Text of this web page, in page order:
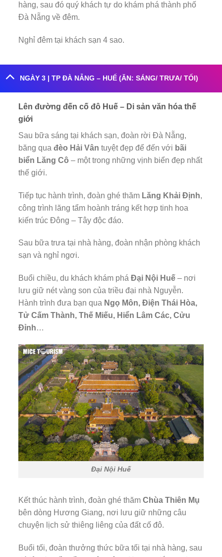
hàng, sau đó quý khách tự do khám phá thành phố
Đà Nẵng về đêm.
Nghỉ đêm tại khách sạn 4 sao.
NGÀY 3 | TP ĐÀ NẴNG – HUẾ (ĂN: SÁNG/ TRƯA/ TỐI)
Lên đường đến cố đô Huế – Di sản văn hóa thế
giới
Sau bữa sáng tại khách sạn, đoàn rời Đà Nẵng,
băng qua đèo Hải Vân tuyệt đẹp để đến với bãi
biển Lăng Cô – một trong những vịnh biển đẹp nhất
thế giới.
Tiếp tục hành trình, đoàn ghé thăm Lăng Khải Định,
công trình lăng tẩm hoành tráng kết hợp tinh hoa
kiến trúc Đông – Tây độc đáo.
Sau bữa trưa tại nhà hàng, đoàn nhận phòng khách
sạn và nghỉ ngơi.
Buổi chiều, du khách khám phá Đại Nội Huế– nơi
lưu giữ nét vàng son của triều đại nhà Nguyễn.
Hành trình đưa bạn qua Ngọ Môn, Điện Thái Hòa,
Tử Cấm Thành, Thế Miếu, Hiển Lâm Các, Cửu
Đỉnh…
Đại Nội Huế
Kết thúc hành trình, đoàn ghé thăm Chùa Thiên Mụ
bên dòng Hương Giang, nơi lưu giữ những câu
chuyện lịch sử thiêng liêng của đất cố đô.
Buổi tối, đoàn thưởng thức bữa tối tại nhà hàng, sau